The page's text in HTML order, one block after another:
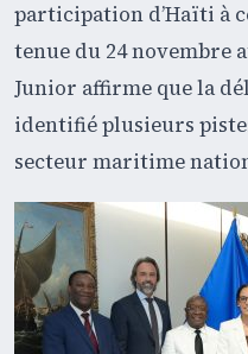
participation d’Haïti à
tenue du 24 novembre
Junior affirme que la
identifié plusieurs
secteur maritime